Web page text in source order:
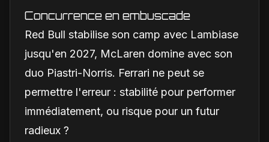
Concurrence en embuscade
Red Bull stabilise son camp avec Lambiase
jusqu'en 2027, McLaren domine avec son
duo Piastri-Norris. Ferrari ne peut se
permettre l'erreur : stabilité pour performer
immédiatement, ou risque pour un futur
radieux ?